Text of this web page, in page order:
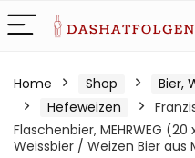
Home Shop Bier,
Hefeweizen
Flaschenbier, MEHRWEG
Weissbier / Weizen Bier aus